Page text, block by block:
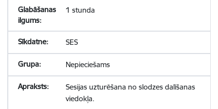
1 stunda
SES
Nepieciešams
Sesijas uzturēšana no slodzes dalīšanas
viedokļa.